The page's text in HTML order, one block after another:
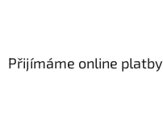
Přijímáme online platby